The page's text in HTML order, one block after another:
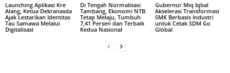
Launching Aplikasi Kre
Alang, Ketua Dekranasda
Ajak Lestarikan Identitas
Tau Samawa Melalui
Digitalisasi
Di Tengah Normalisasi
Tambang, Ekonomi NTB
Tetap Melaju, Tumbuh
7,41 Persen dan Terbaik
Kedua Nasional
Gubernur Miq Iqbal
Akselerasi Transformasi
SMK Berbasis Industri
untuk Cetak SDM Go
Global